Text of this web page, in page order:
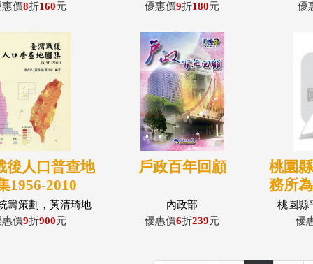
惠價8折160元
優惠價9折180元 優
後人口普查地
1956-2010
籌策劃，黃清琦地
，葉高華圖說撰寫
惠價9折900元
戶政百年回顧
內政部
優惠價6折239元
桃園
務所
桃園縣
優